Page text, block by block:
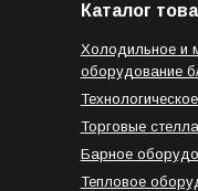
Каталог
Холодильное и
оборудование
Торговые
Барное
Тепловое